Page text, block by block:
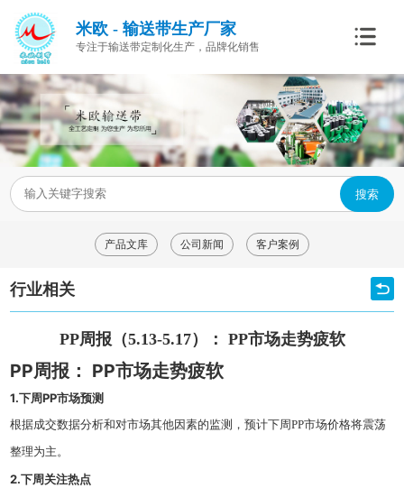
米欧 - 输送带生产厂家
专注于输送带定制化生产，品牌化销售
搜索
产品文库 公司新闻 客户案例
行业相关
PP周报（5.13-5.17）： PP市场走势疲软
PP周报： PP市场走势疲软
1.下周PP市场预测
根据成交数据分析和对市场其他因素的监测，预计下周PP市场价格将震荡
整理为主。
2.下周关注热点